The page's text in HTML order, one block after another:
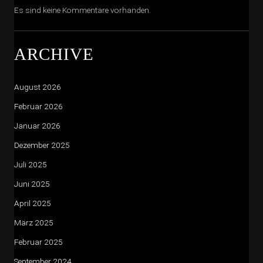
Es sind keine Kommentare vorhanden.
ARCHIVE
August 2026
Februar 2026
Januar 2026
Dezember 2025
Juli 2025
Juni 2025
April 2025
März 2025
Februar 2025
September 2024